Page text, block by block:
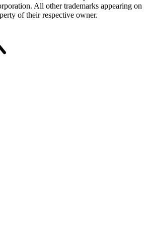
All other trademarks appearing on
of their respective owner.